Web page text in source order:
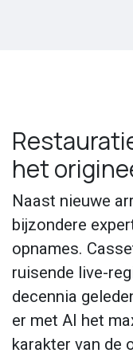
het
Naast nieuwe
bijzondere
opnames.
ruisende live-
decennia
er met AI het
karakter van de